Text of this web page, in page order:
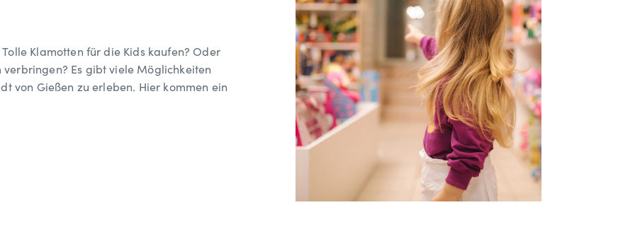
Klamotten für die Kids kaufen? Oder
Es gibt viele Möglichkeiten
von Gießen zu erleben. Hier kommen ein